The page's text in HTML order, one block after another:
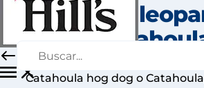
Perro
También conocido como
Catahoula hog dog o